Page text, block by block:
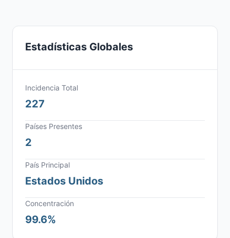
Estadísticas Globales
Incidencia Total
227
Países Presentes
2
País Principal
Estados Unidos
Concentración
99.6%